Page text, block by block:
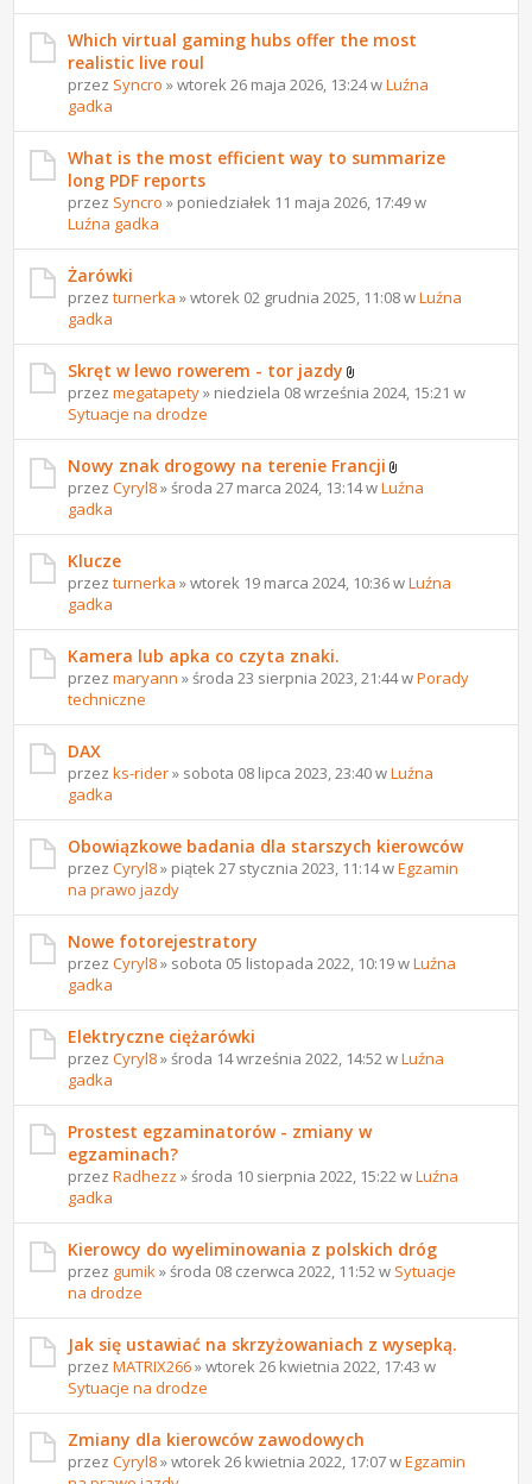
Which virtual gaming hubs offer the most
realistic live roul
przez Syncro » wtorek 26 maja 2026, 13:24 wLuźna
gadka
What is the most efficient way to summarize
long PDF reports
przez Syncro » poniedziałek 11 maja 2026, 17:49 w
Luźna gadka
Żarówki
przezturnerka » wtorek 02 grudnia 2025, 11:08 wLuźna
gadka
Skręt w lewo rowerem - tor jazdy
przezmegatapety» niedziela 08 września 2024, 15:21 w
Sytuacje na drodze
Nowy znak drogowy na terenie Francji
przezCyryl8» środa 27 marca 2024, 13:14 wLuźna
gadka
Klucze
przezturnerka » wtorek 19 marca 2024, 10:36 wLuźna
gadka
Kamera lub apka co czyta znaki.
przezmaryann » środa 23 sierpnia 2023, 21:44 wPorady
techniczne
DAX
przezks-rider» sobota 08 lipca 2023, 23:40 wLuźna
gadka
Obowiązkowe badania dla starszych kierowców
przezCyryl8» piątek 27 stycznia 2023, 11:14 wEgzamin
na prawo jazdy
Nowe fotorejestratory
przezCyryl8» sobota 05 listopada 2022, 10:19 wLuźna
gadka
Elektryczne ciężarówki
przezCyryl8» środa 14 września 2022, 14:52 wLuźna
gadka
Prostest egzaminatorów - zmiany w
egzaminach?
przezRadhezz » środa 10 sierpnia 2022, 15:22 wLuźna
gadka
Kierowcy do wyeliminowania z polskich dróg
przez gumik » środa 08 czerwca 2022, 11:52 w Sytuacje
na drodze
Jak się ustawiać na skrzyżowaniach z wysepką.
przezMATRIX266» wtorek 26 kwietnia 2022, 17:43 w
Sytuacje na drodze
Zmiany dla kierowców zawodowych
przezCyryl8» wtorek 26 kwietnia 2022, 17:07 wEgzamin